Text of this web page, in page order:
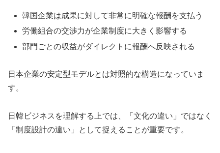
韓国企業は成果に対して非常に明確な報酬を支払う
労働組合の交渉力が企業制度に大きく影響する
部門ごとの収益がダイレクトに報酬へ反映される
日本企業の安定型モデルとは対照的な構造になっていま
す。
日韓ビジネスを理解する上では、「文化の違い」ではなく
「制度設計の違い」として捉えることが重要です。